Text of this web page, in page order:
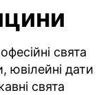
свята
ювілейні дати
свята